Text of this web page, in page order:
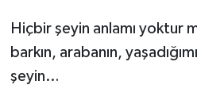
Hiçbir şeyin anlamı yoktur
barkın, arabanın,
şeyin…